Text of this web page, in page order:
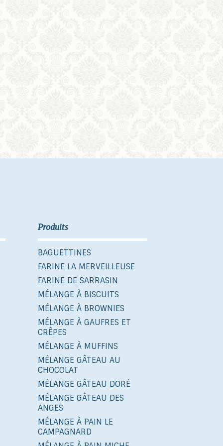
Produits
BAGUETTINES
FARINE LA MERVEILLEUSE
FARINE DE SARRASIN
MÉLANGE À BISCUITS
MÉLANGE À BROWNIES
MÉLANGE À GAUFRES ET
CRÊPES
MÉLANGE À MUFFINS
MÉLANGE GÂTEAU AU
CHOCOLAT
MÉLANGE GÂTEAU DORÉ
MÉLANGE GÂTEAU DES
ANGES
MÉLANGE À PAIN LE
CAMPAGNARD